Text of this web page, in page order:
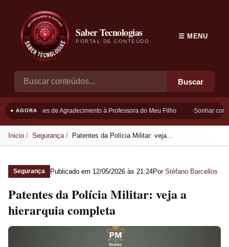
Saber Tecnologias
PORTAL DE CONTEÚDO
Buscar
☰ MENU
● AGORAFrases de Agradecimento à Professora do Meu Filho Sonhar com
Inicio Segurança Patentes da Polícia Militar: veja...
Segurança Publicado em 12/05/2026 às 21:24Por Stéfano Barcellos
Patentes da Polícia Militar: veja a
hierarquia completa